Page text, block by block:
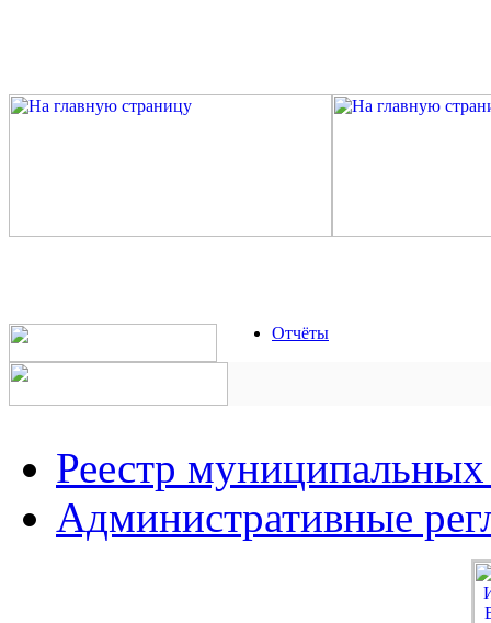
Отчёты
Реестр муниципальных
Административные